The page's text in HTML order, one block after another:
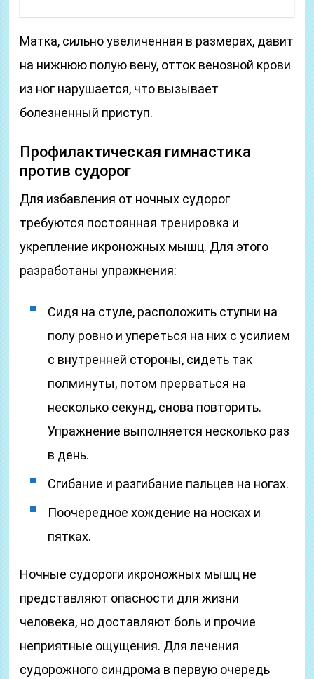
Матка, сильно увеличенная в размерах, давит
на нижнюю полую вену, отток венозной крови
из ног нарушается, что вызывает
болезненный приступ.
Профилактическая гимнастика
против судорог
Для избавления от ночных судорог
требуются постоянная тренировка и
укрепление икроножных мышц. Для этого
разработаны упражнения:
Сидя на стуле, расположить ступни на
полу ровно и упереться на них с усилием
с внутренней стороны, сидеть так
полминуты, потом прерваться на
несколько секунд, снова повторить.
Упражнение выполняется несколько раз
в день.
Сгибание и разгибание пальцев на ногах.
Поочередное хождение на носках и
пятках.
Ночные судороги икроножных мышц не
представляют опасности для жизни
человека, но доставляют боль и прочие
неприятные ощущения. Для лечения
судорожного синдрома в первую очередь